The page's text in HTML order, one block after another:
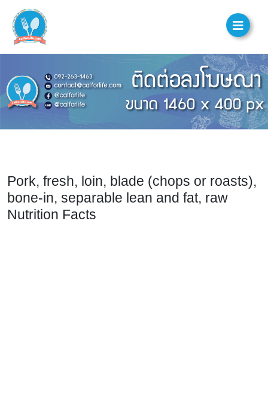
Pork, fresh, loin, blade (chops or roasts),
bone-in, separable lean and fat, raw
Nutrition Facts